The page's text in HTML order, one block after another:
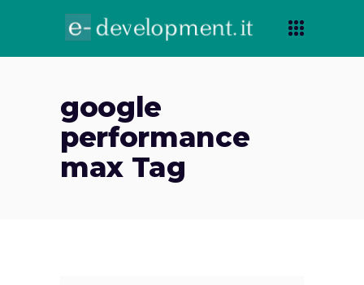
google
performance
max Tag